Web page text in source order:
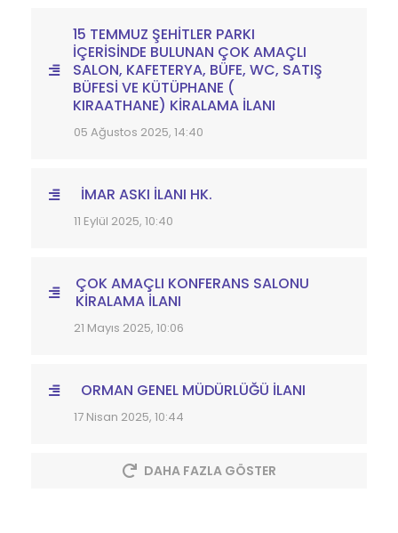
15 TEMMUZ ŞEHİTLER PARKI
İÇERİSİNDE BULUNAN ÇOK AMAÇLI
SALON, KAFETERYA, BÜFE, WC, SATIŞ
BÜFESİ VE KÜTÜPHANE (
KIRAATHANE) KİRALAMA İLANI
05 Ağustos 2025, 14:40
İMAR ASKI İLANI HK.
11 Eylül 2025, 10:40
ÇOK AMAÇLI KONFERANS SALONU
KİRALAMA İLANI
21 Mayıs 2025, 10:06
ORMAN GENEL MÜDÜRLÜĞÜ İLANI
17 Nisan 2025, 10:44
DAHA FAZLA GÖSTER